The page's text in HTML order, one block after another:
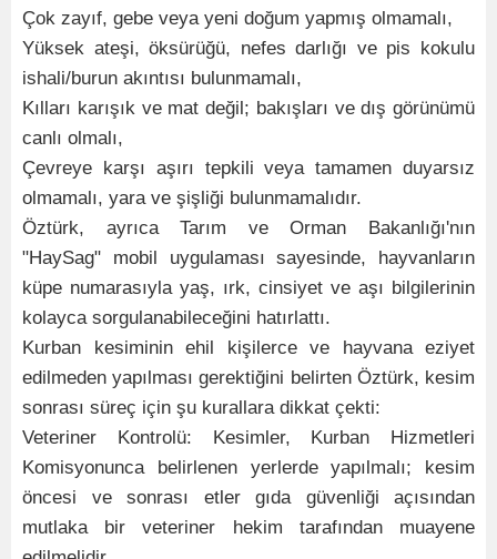
Çok zayıf, gebe veya yeni doğum yapmış olmamalı,
Yüksek ateşi, öksürüğü, nefes darlığı ve pis kokulu
ishali/burun akıntısı bulunmamalı,
Kılları karışık ve mat değil; bakışları ve dış görünümü
canlı olmalı,
Çevreye karşı aşırı tepkili veya tamamen duyarsız
olmamalı, yara ve şişliği bulunmamalıdır.
Öztürk, ayrıca Tarım ve Orman Bakanlığı'nın
"HaySag" mobil uygulaması sayesinde, hayvanların
küpe numarasıyla yaş, ırk, cinsiyet ve aşı bilgilerinin
kolayca sorgulanabileceğini hatırlattı.
Kurban kesiminin ehil kişilerce ve hayvana eziyet
edilmeden yapılması gerektiğini belirten Öztürk, kesim
sonrası süreç için şu kurallara dikkat çekti:
Veteriner Kontrolü: Kesimler, Kurban Hizmetleri
Komisyonunca belirlenen yerlerde yapılmalı; kesim
öncesi ve sonrası etler gıda güvenliği açısından
mutlaka bir veteriner hekim tarafından muayene